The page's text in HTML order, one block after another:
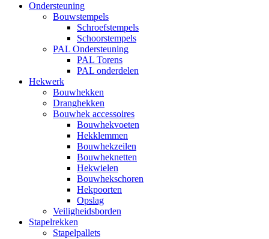
Ondersteuning
Bouwstempels
Schroefstempels
Schoorstempels
PAL Ondersteuning
PAL Torens
PAL onderdelen
Hekwerk
Bouwhekken
Dranghekken
Bouwhek accessoires
Bouwhekvoeten
Hekklemmen
Bouwhekzeilen
Bouwheknetten
Hekwielen
Bouwhekschoren
Hekpoorten
Opslag
Veiligheidsborden
Stapelrekken
Stapelpallets